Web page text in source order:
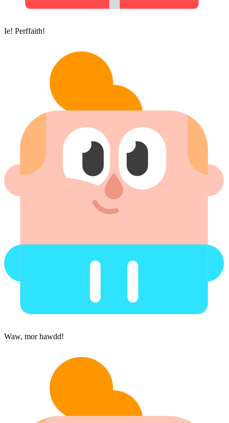
Ie! Perffaith!
Waw, mor hawdd!